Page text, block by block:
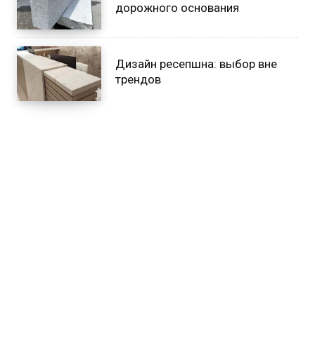
дорожного основания
Дизайн ресепшна: выбор вне
трендов